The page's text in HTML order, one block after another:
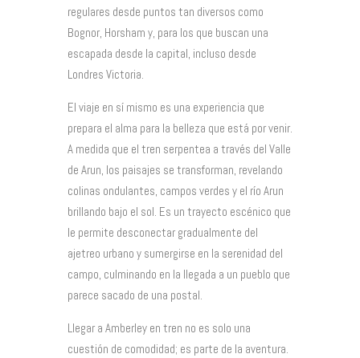
regulares desde puntos tan diversos como
Bognor, Horsham y, para los que buscan una
escapada desde la capital, incluso desde
Londres Victoria.
El viaje en sí mismo es una experiencia que
prepara el alma para la belleza que está por venir.
A medida que el tren serpentea a través del Valle
de Arun, los paisajes se transforman, revelando
colinas ondulantes, campos verdes y el río Arun
brillando bajo el sol. Es un trayecto escénico que
le permite desconectar gradualmente del
ajetreo urbano y sumergirse en la serenidad del
campo, culminando en la llegada a un pueblo que
parece sacado de una postal.
Llegar a Amberley en tren no es solo una
cuestión de comodidad; es parte de la aventura.